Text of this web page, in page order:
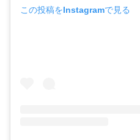
この投稿をInstagramで見る